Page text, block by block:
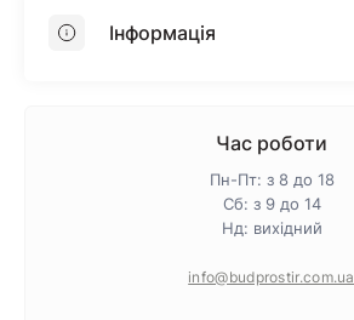
ПінопластІнформація
Гарантія та повернення
Політика конфіденційності
Час роботи
Пн-Пт: з 8 до 18
Сб: з 9 до 14
Нд: вихідний
info@budprostir.com.ua